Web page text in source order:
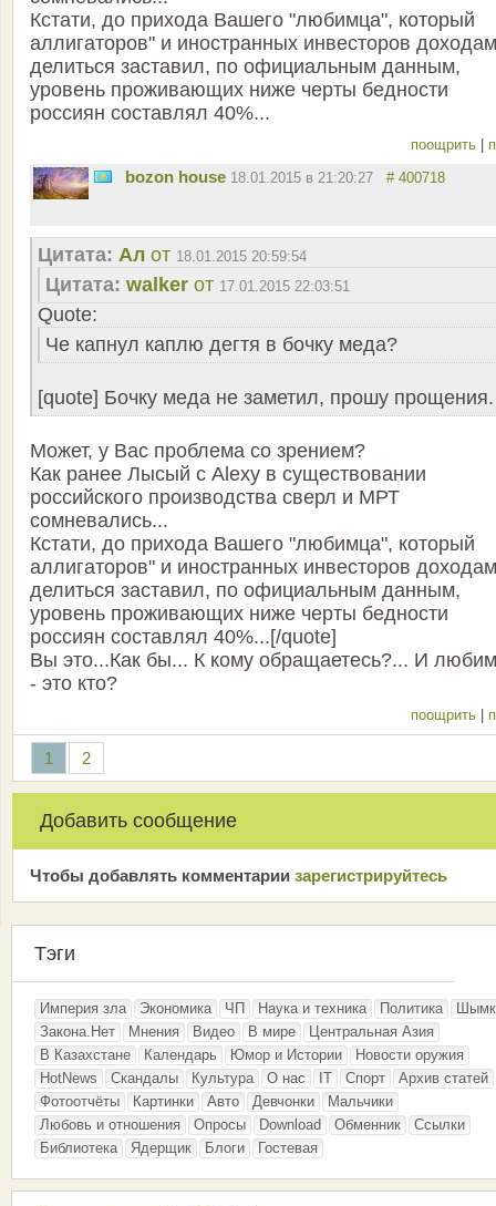
Кстати, до прихода Вашего "любимца", который
аллигаторов" и иностранных инвесторов
делиться заставил, по официальным данным,
уровень проживающих ниже черты бедности
россиян составлял 40%...
поощрить
bozon house 18.01.2015 в 21:20:27 # 400718
Цитата: Ал от 18.01.2015 20:59:54
Цитата: walker от 17.01.2015 22:03:51
Quote:
Че капнул каплю дегтя в бочку меда?
[quote] Бочку меда не заметил, прошу прощения.
Может, у Вас проблема со зрением?
Как ранее Лысый с Alexy в существовании
российского производства сверл и МРТ
сомневались...
Кстати, до прихода Вашего "любимца", который
аллигаторов" и иностранных инвесторов
делиться заставил, по официальным данным,
уровень проживающих ниже черты бедности
россиян составлял 40%...[/quote]
Вы это...Как бы... К кому обращаетесь?... И
- это кто?
поощрить
1 2
Добавить сообщение
Чтобы добавлять комментарии зарeгиcтрирyйтeсь
Тэги
Империя зла Экономика ЧП Наука и техника Политика
Закона.Нет
Мнения Видео В мире
Центральная Азия
В Казахстане
Календарь Юмор и Истории
Новости оружия
HotNews
Скандалы Культура О нас IT Спорт
Архив статей
Фотоотчёты
Картинки Авто Девчонки
Мальчики
Любовь и отношения
Опросы Download Обменник
Ссылки
Библиотека
Ядерщик Блоги Гостевая